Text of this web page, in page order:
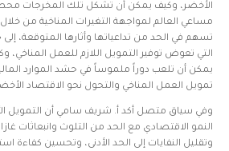
الأخضر، وكيف يمكن أن تشكل تلك المخرجات
مساعي العالم لمواجهة التغيرات المناخية من
تسهم في الحد من تداعياتها وأثارها المتوقعة،
التي تعوض توفير التمويل اللازم للعمل المناخي،
يمكن أن تلعب دوراً ملموساً في حشد الموارد
تمويل العمل المناخي والتحول نحو الاقتصاد
وفي سياق متصل أكد أ. شريف سامي أن التمويل
النمو الاقتصادي مع الحد من التلوث وانبعاثات
وتقليل النفايات إلى الحد الأدنى، وتحسين كفاءة